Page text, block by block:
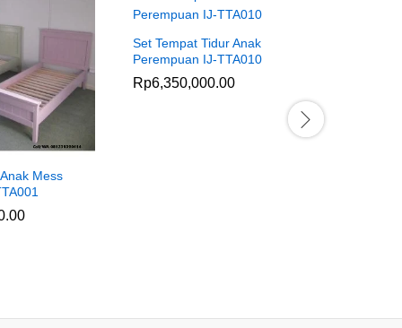
Mess
Set Tempat Tidur Anak
Perempuan IJ-TTA010
Rp6,350,000.00